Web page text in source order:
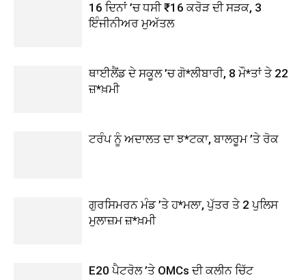
16 ਦਿਨਾਂ ’ਚ ਧਸੀ ₹16 ਕਰੋੜ ਦੀ ਸੜਕ, 3
ਇੰਜੀਨੀਅਰ ਮੁਅੱਤਲ
ਥਾਈਲੈਂਡ ਦੇ ਸਕੂਲ ’ਚ ਗੋ*ਲੀਬਾਰੀ, 8 ਮੌ*ਤਾਂ ਤੇ 22
ਜ਼*ਖ਼ਮੀ
ਟਰੰਪ ਨੂੰ ਅਦਾਲਤ ਦਾ ਝ*ਟਕਾ, ਬਾਲਰੂਮ ’ਤੇ ਰੋਕ
ਗੁਰਸਿਮਰਨ ਮੰਡ ’ਤੇ ਹ*ਮਲਾ, ਪੁੱਤਰ ਤੇ 2 ਪੁਲਿਸ
ਮੁਲਾਜ਼ਮ ਜ਼*ਖ਼ਮੀ
E20 ਪੈਟਰੋਲ ’ਤੇ OMCs ਦੀ ਕਲੀਨ ਚਿੱਟ